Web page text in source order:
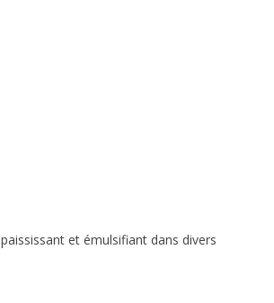
et émulsifiant dans divers